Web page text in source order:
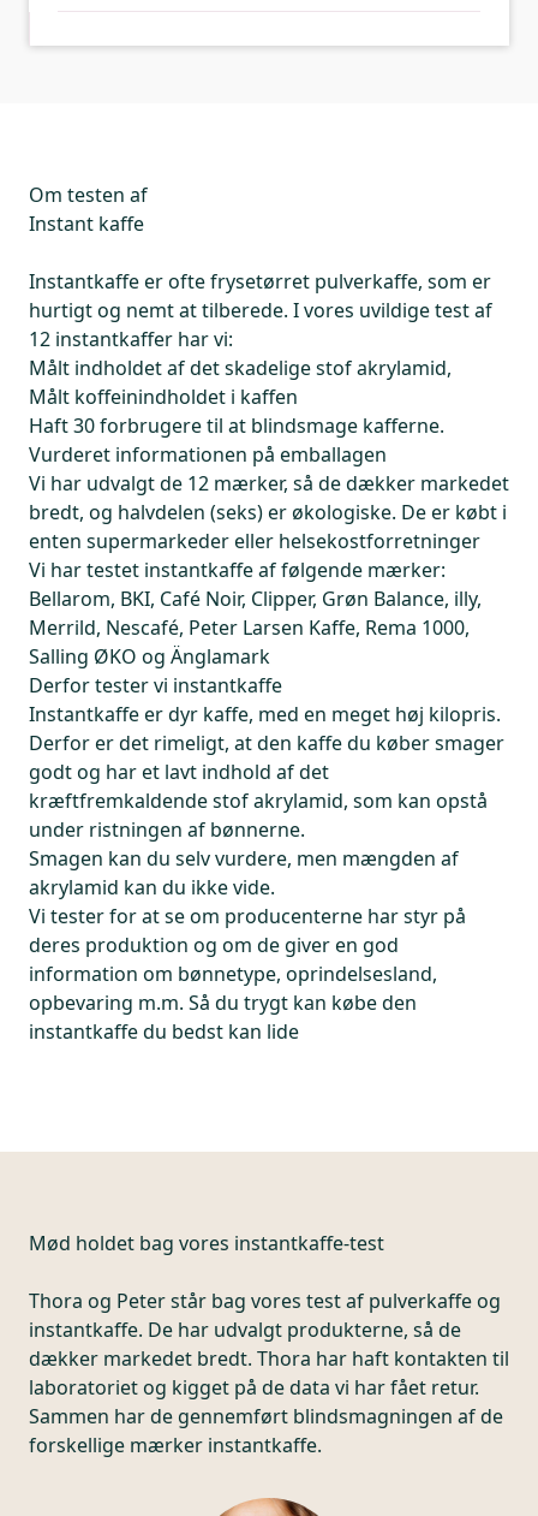
Om testen af
Instant kaffe
Instantkaffe er ofte frysetørret pulverkaffe, som er
hurtigt og nemt at tilberede. I vores uvildige test af
12 instantkaffer har vi:
Målt indholdet af det skadelige stof akrylamid,
Målt koffeinindholdet i kaffen
Haft 30 forbrugere til at blindsmage kafferne.
Vurderet informationen på emballagen
Vi har udvalgt de 12 mærker, så de dækker markedet
bredt, og halvdelen (seks) er økologiske. De er købt i
enten supermarkeder eller helsekostforretninger
Vi har testet instantkaffe af følgende mærker:
Bellarom, BKI, Café Noir, Clipper, Grøn Balance, illy,
Merrild, Nescafé, Peter Larsen Kaffe, Rema 1000,
Salling ØKO og Änglamark
Derfor tester vi instantkaffe
Instantkaffe er dyr kaffe, med en meget høj kilopris.
Derfor er det rimeligt, at den kaffe du køber smager
godt og har et lavt indhold af det
kræftfremkaldende stof akrylamid, som kan opstå
under ristningen af bønnerne.
Smagen kan du selv vurdere, men mængden af
akrylamid kan du ikke vide.
Vi tester for at se om producenterne har styr på
deres produktion og om de giver en god
information om bønnetype, oprindelsesland,
opbevaring m.m. Så du trygt kan købe den
instantkaffe du bedst kan lide
Mød holdet bag vores instantkaffe-test
Thora og Peter står bag vores test af pulverkaffe og
instantkaffe. De har udvalgt produkterne, så de
dækker markedet bredt. Thora har haft kontakten til
laboratoriet og kigget på de data vi har fået retur.
Sammen har de gennemført blindsmagningen af de
forskellige mærker instantkaffe.